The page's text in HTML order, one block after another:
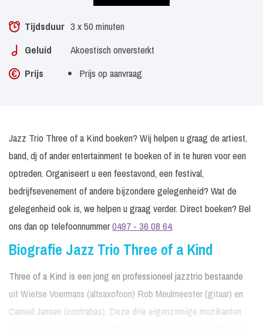
Tijdsduur 3 x 50 minuten
Geluid
Akoestisch onversterkt
Prijs
Prijs op aanvraag
Jazz Trio Three of a Kind boeken? Wij helpen u graag de artiest,
band, dj of ander entertainment te boeken of in te huren voor een
optreden. Organiseert u een feestavond, een festival,
bedrijfsevenement of andere bijzondere gelegenheid? Wat de
gelegenheid ook is, we helpen u graag verder. Direct boeken? Bel
ons dan op telefoonnummer0497 - 36 08 64.
Biografie Jazz Trio Three of a Kind
Three of a Kind is een jong en professioneel jazztrio bestaande
uit Wietse Voermans (altsaxofoon) Rob Meulmeester (gitaar) en
Camiel Jansen (contrabas). Deze drie eigenzinnige muzikanten